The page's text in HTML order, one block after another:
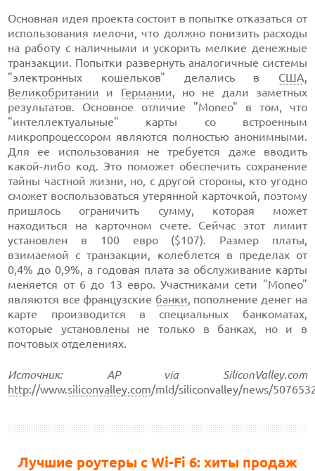
Основная идея проекта состоит в попытке отказаться от
использования мелочи, что должно понизить расходы
на работу с наличными и ускорить мелкие денежные
транзакции. Попытки развернуть аналогичные системы
"электронных кошельков" делались в США,
Великобритании и Германии, но не дали заметных
результатов. Основное отличие "Moneo" в том, что
"интеллектуальные" карты со встроенным
микропроцессором являются полностью анонимными.
Для ее использования не требуется даже вводить
какой-либо код. Это поможет обеспечить сохранение
тайны частной жизни, но, с другой стороны, кто угодно
сможет воспользоваться утерянной карточкой, поэтому
пришлось ограничить сумму, которая может
находиться на карточном счете. Сейчас этот лимит
установлен в 100 евро ($107). Размер платы,
взимаемой с транзакции, колеблется в пределах от
0,4% до 0,9%, а годовая плата за обслуживание карты
меняется от 6 до 13 евро. Участниками сети "Moneo"
являются все французские банки, пополнение денег на
карте производится в специальных банкоматах,
которые установлены не только в банках, но и в
почтовых отделениях.
Источник: AP via SiliconValley.com
http://www.siliconvalley.com/mld/siliconvalley/news/
Лучшие роутеры с Wi-Fi 6: хиты продаж